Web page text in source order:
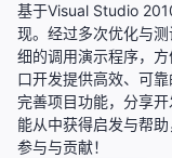
基于Visual Studio
现。经过多次优化与
细的调用演示程序，
口开发提供高效、可
完善项目功能，分享
能从中获得启发与帮
参与与贡献！